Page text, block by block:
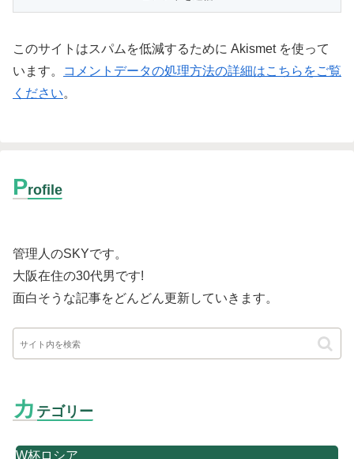
このサイトはスパムを低減するために Akismet を使って
います。
コメントデータの処理方法の詳細はこちらをご覧
ください。
Profile
管理人のSKYです。
大阪在住の30代男です!
面白そうな記事をどんどん更新していきます。
カ テゴリー
W杯ロシア